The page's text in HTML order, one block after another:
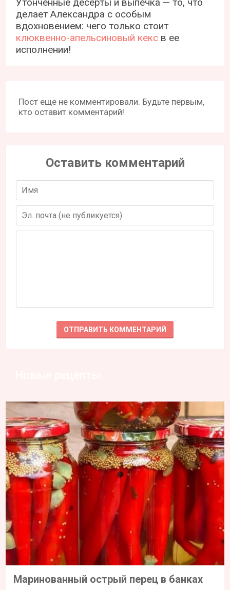
делает Александра с особым
вдохновением: чего только стоит
клюквенно-апельсиновый кекс в ее
исполнении!
Пост еще не комментировали. Будьте первым,
кто оставит комментарий!
Оставить комментарий
Маринованный острый перец в банках